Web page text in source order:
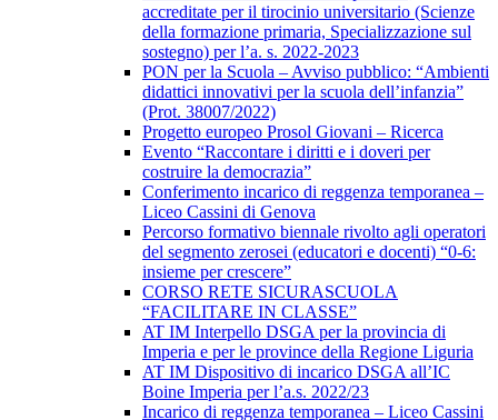
accreditate per il tirocinio universitario (Scienze
della formazione primaria, Specializzazione sul
sostegno) per l’a. s. 2022-2023
PON per la Scuola – Avviso pubblico: “Ambienti
didattici innovativi per la scuola dell’infanzia”
(Prot. 38007/2022)
Progetto europeo Prosol Giovani – Ricerca
Evento “Raccontare i diritti e i doveri per
costruire la democrazia”
Conferimento incarico di reggenza temporanea –
Liceo Cassini di Genova
Percorso formativo biennale rivolto agli operatori
del segmento zerosei (educatori e docenti) “0-6:
insieme per crescere”
CORSO RETE SICURASCUOLA
“FACILITARE IN CLASSE”
AT IM Interpello DSGA per la provincia di
Imperia e per le province della Regione Liguria
AT IM Dispositivo di incarico DSGA all’IC
Boine Imperia per l’a.s. 2022/23
Incarico di reggenza temporanea – Liceo Cassini